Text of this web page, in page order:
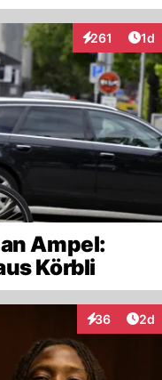
261
Interaktionen
1d
Ampel:
Körbli
36
Interaktionen
2d